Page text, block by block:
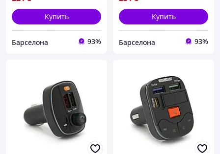
Купить
Барселона 93%
Купить
Барселона 93%